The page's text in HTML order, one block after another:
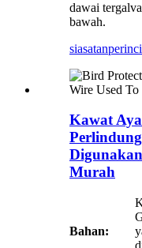
dawai
bawah.
siasatan
Kawat
Murah
Bahan: